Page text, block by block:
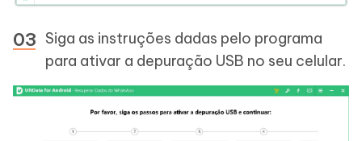
Siga as instruções dadas pelo programa
para ativar a depuração USB no seu celular.